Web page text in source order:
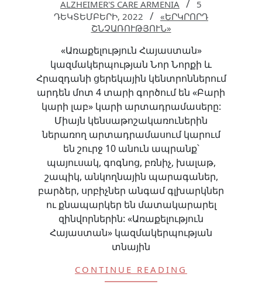
ALZHEIMER'S CARE ARMENIA
5
ԴԵԿՏԵՄԲԵՐԻ, 2022
«ԵՐԿՐՈՐԴ
ՇՆՉԱՌՈՒԹՅՈՒՆ»
«Առաքելություն Հայաստան»
կազմակերպության Նոր Նորքի և
Հրազդանի ցերեկային կենտրոններում
արդեն մոտ 4 տարի գործում են «Բարի
կարի լաբ» կարի արտադրամասերը:
Միայն կենսաթոշակառուներին
ներառող արտադրամասում կարում
են շուրջ 10 անուն ապրանք՝
պայուսակ, գոգնոց, բռնիչ, խալաթ,
շապիկ, անկողնային պարագաներ,
բարձեր, սրբիչներ անգամ գլխարկներ
ու քնապարկեր են մատակարարել
զինվորներին: «Առաքելություն
Հայաստան» կազմակերպության
տնային
CONTINUE READING